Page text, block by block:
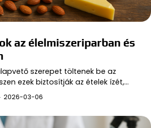
az élelmiszeriparban és
szerepet töltenek be az
ezek biztosítják az ételek ízét,…
2026-03-06